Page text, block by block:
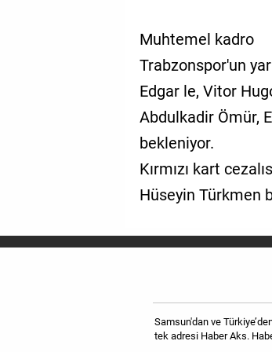
Muhtemel kadro
Trabzonspor'un
Edgar le, Vitor
Abdulkadir Ömür,
bekleniyor.
Kırmızı kart
Hüseyin Türkmen
Samsun'dan ve
tek adresi Haber Aks.